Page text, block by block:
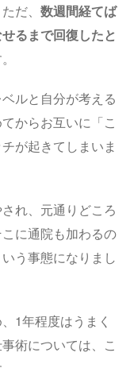
だ、 数週間経てば
るまで回復したと
ルと自分が考える
からお互いに「こ
が起きてしまいま
れ、元通りどころ
に通院も加わるの
う事態になりまし
1年程度はうまく
術については、こ